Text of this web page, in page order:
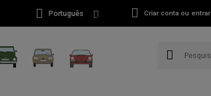
Português Criar conta ou entrar